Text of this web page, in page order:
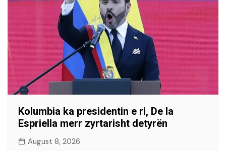
Kolumbia ka presidentin e ri, De la
Espriella merr zyrtarisht detyrën
August 8, 2026